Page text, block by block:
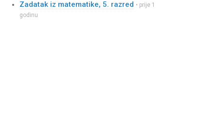
Zadatak iz matematike, 5. razred • prije 1
godinu